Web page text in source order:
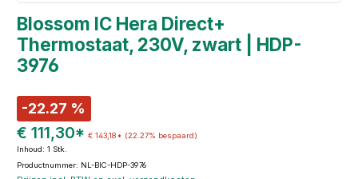
Blossom IC Hera Direct+
Thermostaat, 230V, zwart | HDP-
3976
-22.27 %
€ 111,30* € 143,18* (22.27% bespaard)
Inhoud: 1 Stk.
Productnummer: NL-BIC-HDP-3976